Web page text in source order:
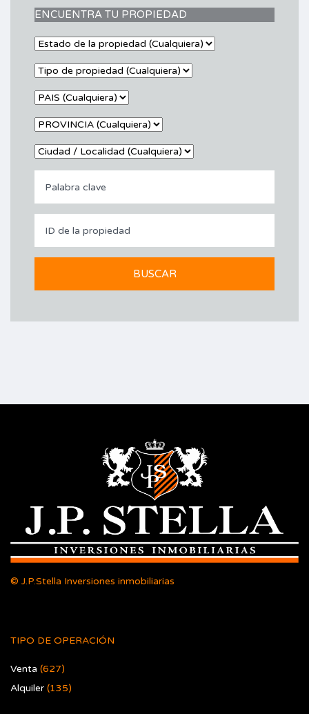
ENCUENTRA TU PROPIEDAD
© J.P.Stella Inversiones inmobiliarias
TIPO DE OPERACIÓN
Venta (627)
Alquiler (135)